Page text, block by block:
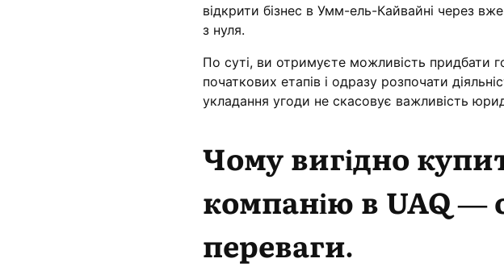
відкрити бізнес в Умм-ель-Кайвайні через
з нуля.
По суті, ви отримуєте можливість придбати
початкових етапів і одразу розпочати
укладання угоди не скасовує важливість
Чому вигідно
компанію в UAQ —
переваги.